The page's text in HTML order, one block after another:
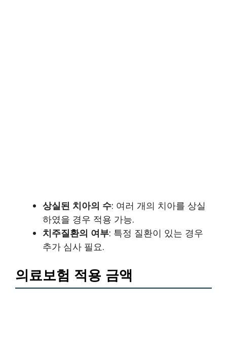
상실된 치아의 수: 여러 개의 치아를 상실
하였을 경우 적용 가능.
치주질환의 여부: 특정 질환이 있는 경우
추가 심사 필요.
의료보험 적용 금액